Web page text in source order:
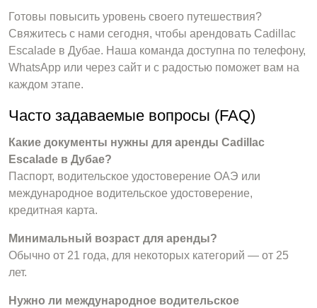
Готовы повысить уровень своего путешествия?
Свяжитесь с нами сегодня, чтобы арендовать Cadillac
Escalade в Дубае. Наша команда доступна по телефону,
WhatsApp или через сайт и с радостью поможет вам на
каждом этапе.
Часто задаваемые вопросы (FAQ)
Какие документы нужны для аренды Cadillac
Escalade в Дубае?
Паспорт, водительское удостоверение ОАЭ или
международное водительское удостоверение,
кредитная карта.
Минимальный возраст для аренды?
Обычно от 21 года, для некоторых категорий — от 25
лет.
Нужно ли международное водительское